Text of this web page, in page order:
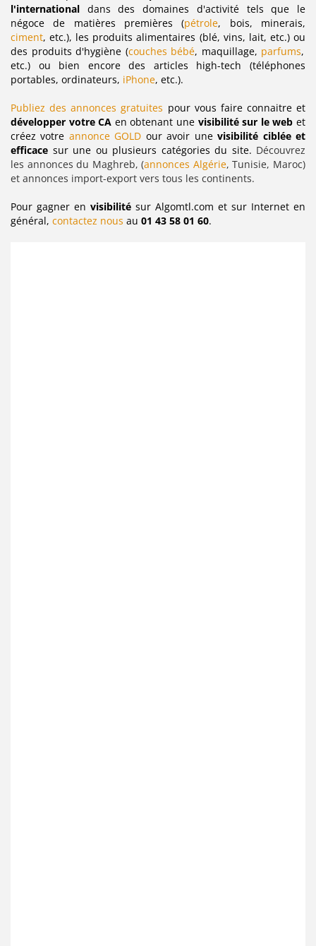
l'international dans des domaines d'activité tels que le
négoce de matières premières (pétrole, bois, minerais,
ciment, etc.), les produits alimentaires (blé, vins, lait, etc.) ou
des produits d'hygiène (couches bébé, maquillage, parfums,
etc.) ou bien encore des articles high-tech (téléphones
portables, ordinateurs, iPhone, etc.).
Publiez des annonces gratuites pour vous faire connaitre et
développer votre CA en obtenant une visibilité sur le web et
créez votre annonce GOLD our avoir unevisibilité ciblée et
efficace sur une ou plusieurs catégories du site. Découvrez
les annonces du Maghreb, (annonces Algérie, Tunisie, Maroc)
et annonces import-export vers tous les continents.
Pour gagner en visibilité sur Algomtl.com et sur Internet en
général, contactez nous au 01 43 58 01 60.